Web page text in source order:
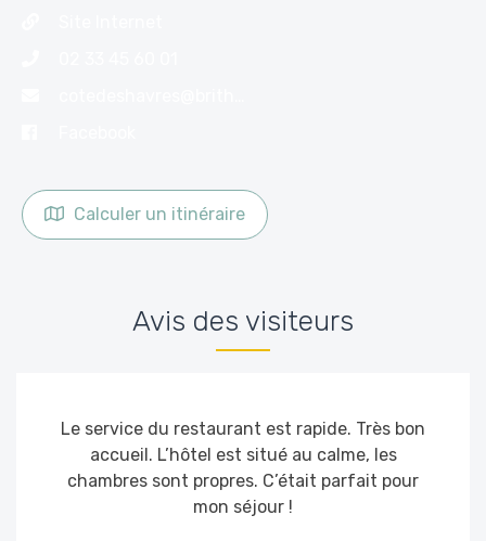
Calculer un itinéraire
Avis des visiteurs
Le service du restaurant est rapide. Très bon
accueil. L’hôtel est situé au calme, les
chambres sont propres. C’était parfait pour
mon séjour !